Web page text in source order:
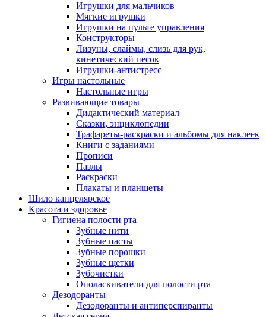
Игрушки для мальчиков
Мягкие игрушки
Игрушки на пульте управления
Конструкторы
Лизуны, слаймы, слизь для рук,
кинетический песок
Игрушки-антистресс
Игры настольные
Настольные игры
Развивающие товары
Дидактический материал
Сказки, энциклопедии
Трафареты-раскраски и альбомы для наклеек
Книги с заданиями
Прописи
Пазлы
Раскраски
Плакаты и планшеты
Шило канцелярское
Красота и здоровье
Гигиена полости рта
Зубные нити
Зубные пасты
Зубные порошки
Зубные щетки
Зубочистки
Ополаскиватели для полости рта
Дезодоранты
Дезодоранты и антиперспиранты